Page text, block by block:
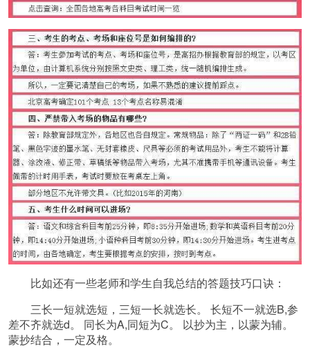
比如还有一些老师和学生自我总结的答题技巧口诀：
三长一短就选短，三短一长就选长。 长短不一就选B,参
差不齐就选d。 同长为A,同短为C。 以抄为主，以蒙为辅。
蒙抄结合，一定及格。